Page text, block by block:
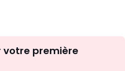
d'inspirations
votre première